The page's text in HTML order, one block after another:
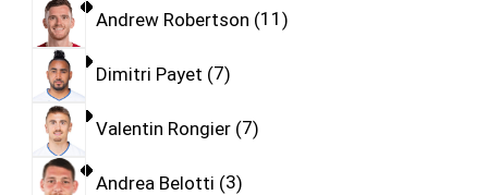
Andrew Robertson 11
Dimitri Payet 7
Valentin Rongier 7
Andrea Belotti 3